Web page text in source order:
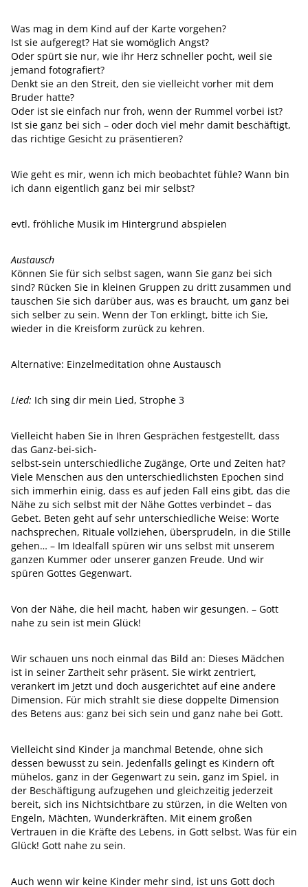
Was mag in dem Kind auf der Karte vorgehen?
Ist sie aufgeregt? Hat sie womöglich Angst?
Oder spürt sie nur, wie ihr Herz schneller pocht, weil sie
jemand fotografiert?
Denkt sie an den Streit, den sie vielleicht vorher mit dem
Bruder hatte?
Oder ist sie einfach nur froh, wenn der Rummel vorbei ist?
Ist sie ganz bei sich – oder doch viel mehr damit beschäftigt,
das richtige Gesicht zu präsentieren?
Wie geht es mir, wenn ich mich beobachtet fühle? Wann bin
ich dann eigentlich ganz bei mir selbst?
evtl. fröhliche Musik im Hintergrund abspielen
Austausch
Können Sie für sich selbst sagen, wann Sie ganz bei sich
sind? Rücken Sie in kleinen Gruppen zu dritt zusammen und
tauschen Sie sich darüber aus, was es braucht, um ganz bei
sich selber zu sein. Wenn der Ton erklingt, bitte ich Sie,
wieder in die Kreisform zurück zu kehren.
Alternative: Einzelmeditation ohne Austausch
Lied: Ich sing dir mein Lied, Strophe 3
Vielleicht haben Sie in Ihren Gesprächen festgestellt, dass
das Ganz-bei-sich-
selbst-sein unterschiedliche Zugänge, Orte und Zeiten hat?
Viele Menschen aus den unterschiedlichsten Epochen sind
sich immerhin einig, dass es auf jeden Fall eins gibt, das die
Nähe zu sich selbst mit der Nähe Gottes verbindet – das
Gebet. Beten geht auf sehr unterschiedliche Weise: Worte
nachsprechen, Rituale vollziehen, übersprudeln, in die Stille
gehen… – Im Idealfall spüren wir uns selbst mit unserem
ganzen Kummer oder unserer ganzen Freude. Und wir
spüren Gottes Gegenwart.
Von der Nähe, die heil macht, haben wir gesungen. – Gott
nahe zu sein ist mein Glück!
Wir schauen uns noch einmal das Bild an: Dieses Mädchen
ist in seiner Zartheit sehr präsent. Sie wirkt zentriert,
verankert im Jetzt und doch ausgerichtet auf eine andere
Dimension. Für mich strahlt sie diese doppelte Dimension
des Betens aus: ganz bei sich sein und ganz nahe bei Gott.
Vielleicht sind Kinder ja manchmal Betende, ohne sich
dessen bewusst zu sein. Jedenfalls gelingt es Kindern oft
mühelos, ganz in der Gegenwart zu sein, ganz im Spiel, in
der Beschäftigung aufzugehen und gleichzeitig jederzeit
bereit, sich ins Nichtsichtbare zu stürzen, in die Welten von
Engeln, Mächten, Wunderkräften. Mit einem großen
Vertrauen in die Kräfte des Lebens, in Gott selbst. Was für ein
Glück! Gott nahe zu sein.
Auch wenn wir keine Kinder mehr sind, ist uns Gott doch